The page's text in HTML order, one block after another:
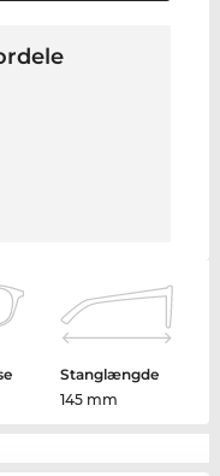
Stanglængde
145 mm